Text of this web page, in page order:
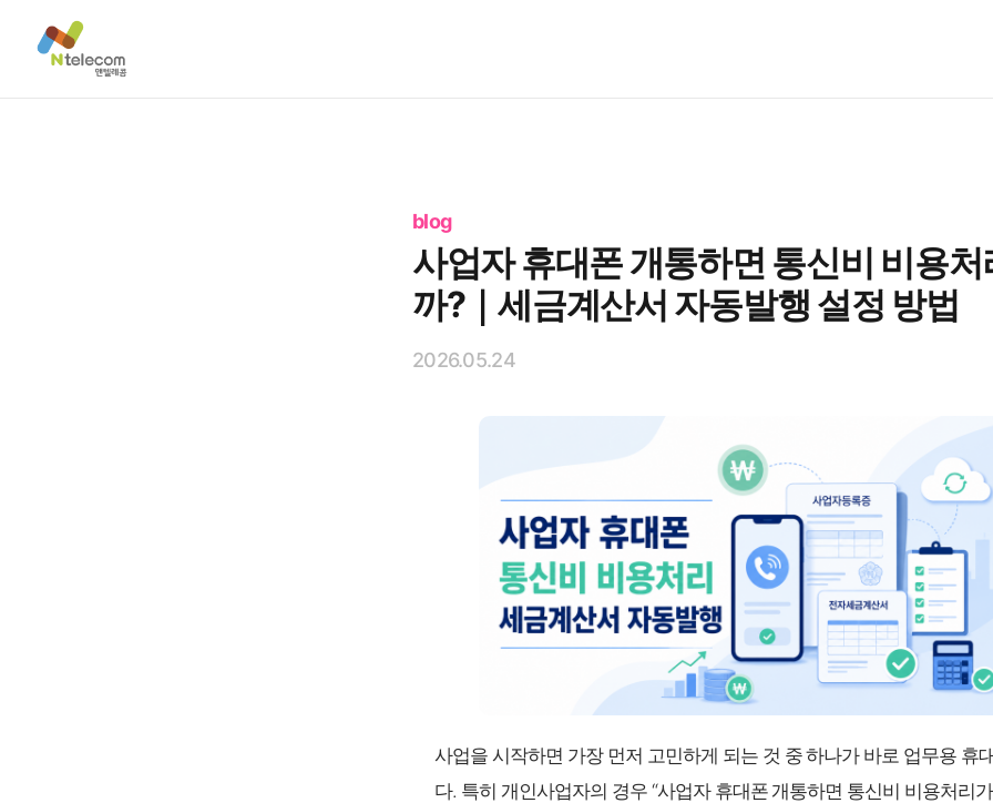
blog
사업자 휴대폰 개통하면 통신비 비용처
까?｜세금계산서 자동발행 설정 방법
2026.05.24
사업을 시작하면 가장 먼저 고민하게 되는 것 중 하나가 바로 업무용 휴
다. 특히 개인사업자의 경우 “사업자 휴대폰 개통하면 통신비 비용처리